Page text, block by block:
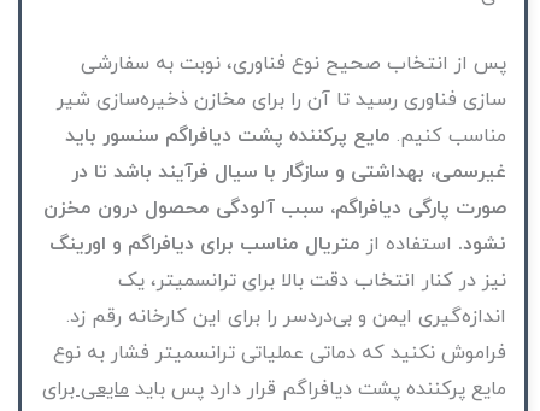
پس از انتخاب صحیح نوع فناوری، نوبت به سفارشی
سازی فناوری رسید تا آن را برای مخازن ذخیره‌سازی شیر
مناسب کنیم. مایع پرکننده پشت دیافراگم سنسور باید
غیرسمی، بهداشتی و سازگار با سیال فرآیند باشد تا در
صورت پارگی دیافراگم، سبب آلودگی محصول درون مخزن
نشود. استفاده از متریال مناسب برای دیافراگم و اورینگ
نیز در کنار انتخاب دقت بالا برای ترانسمیتر، یک
اندازه‌گیری ایمن و بی‌دردسر را برای این کارخانه رقم زد.
فراموش نکنید که دماتی عملیاتی ترانسمیتر فشار به نوع
مایع پرکننده پشت دیافراگم قرار دارد پس باید مایعی برای